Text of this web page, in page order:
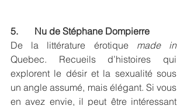
5.       Nu de Stéphane Dompierre
De la littérature érotique
made in
Quebec. Recueils d’histoires qui
explorent le désir et la sexualité sous
un angle assumé, mais élégant. Si vous
en avez envie, il peut être intéressant